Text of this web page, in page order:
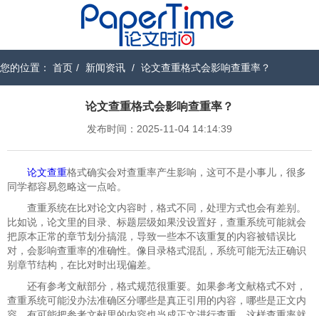
您的位置： 首页 / 新闻资讯 / 论文查重格式会影响查重率？
论文查重格式会影响查重率？
发布时间：2025-11-04 14:14:39
论文查重格式确实会对查重率产生影响，这可不是小事儿，很多
同学都容易忽略这一点哈。
查重系统在比对论文内容时，格式不同，处理方式也会有差别。
比如说，论文里的目录、标题层级如果没设置好，查重系统可能就会
把原本正常的章节划分搞混，导致一些本不该重复的内容被错误比
对，会影响查重率的准确性。像目录格式混乱，系统可能无法正确识
别章节结构，在比对时出现偏差。
还有参考文献部分，格式规范很重要。如果参考文献格式不对，
查重系统可能没办法准确区分哪些是真正引用的内容，哪些是正文内